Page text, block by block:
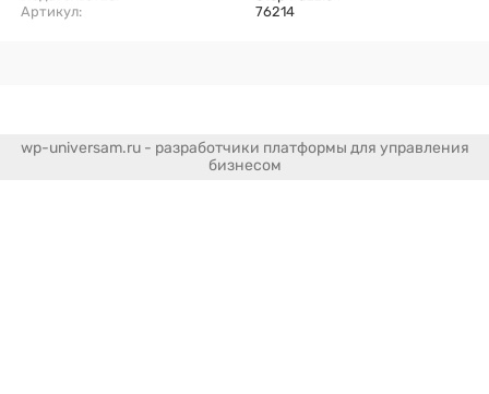
Артикул:
76214
wp-universam.ru - разработчики платформы для управления
бизнесом